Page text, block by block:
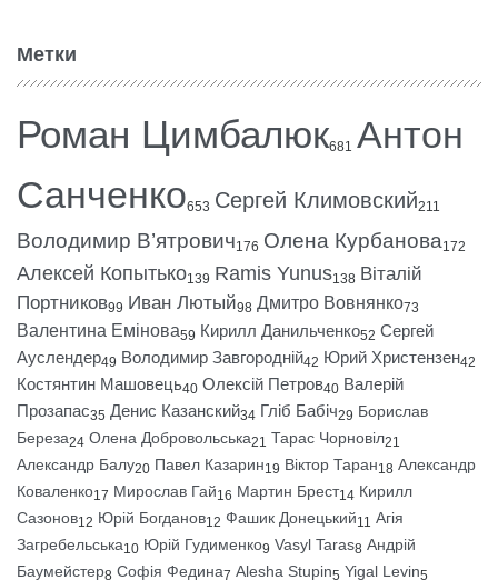
Метки
Роман Цимбалюк681 Антон
Санченко653 Сергей Климовский211
Володимир В’ятрович176 Олена Курбанова172
Алексей Копытько139 Ramis Yunus138 Віталій
Портников99 Иван Лютый98 Дмитро Вовнянко73
Валентина Емінова59 Кирилл Данильченко52 Сергей
Ауслендер49 Володимир Завгородній42 Юрий Христензен42
Костянтин Машовець40 Олексій Петров40 Валерій
Прозапас35 Денис Казанский34 Гліб Бабіч29 Борислав
Береза24 Олена Добровольська21 Тарас Чорновіл21
Александр Балу20 Павел Казарин19 Віктор Таран18 Александр
Коваленко17 Мирослав Гай16 Мартин Брест14 Кирилл
Сазонов12 Юрій Богданов12 Фашик Донецький11 Агія
Загребельська10 Юрій Гудименко9 Vasyl Taras8 Андрій
Баумейстер8 Софія Федина7 Alesha Stupin5 Yigal Levin5